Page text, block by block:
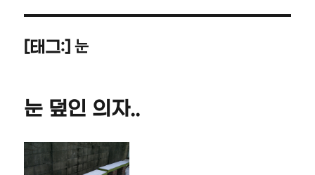
[태그:]눈
눈 덮인 의자..